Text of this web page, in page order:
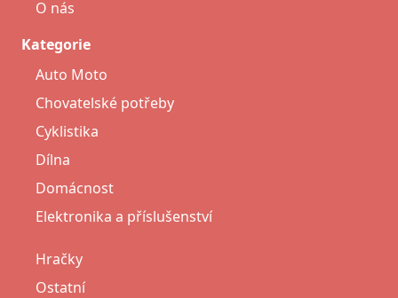
O nás
Kategorie
Auto Moto
Chovatelské potřeby
Cyklistika
Dílna
Domácnost
Elektronika a příslušenství
Hračky
Ostatní